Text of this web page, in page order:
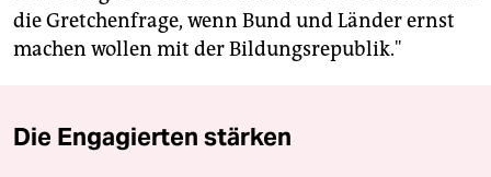
die Gretchenfrage, wenn Bund und Länder ernst
machen wollen mit der Bildungsrepublik."
Die Engagierten stärken